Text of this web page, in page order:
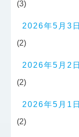
(3)
2026年5月3日
(2)
2026年5月2日
(2)
2026年5月1日
(2)